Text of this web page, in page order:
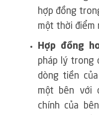
hợp đồng
một thời điểm
Hợp đồng
pháp lý trong
dòng tiền
một bên với
chính của